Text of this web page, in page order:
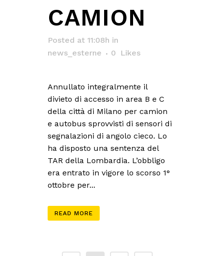
CAMION
Posted at 11:08h in
news_esterne
0 Likes
Annullato integralmente il
divieto di accesso in area B e C
della città di Milano per camion
e autobus sprovvisti di sensori di
segnalazioni di angolo cieco. Lo
ha disposto una sentenza del
TAR della Lombardia. L’obbligo
era entrato in vigore lo scorso 1°
ottobre per...
READ MORE